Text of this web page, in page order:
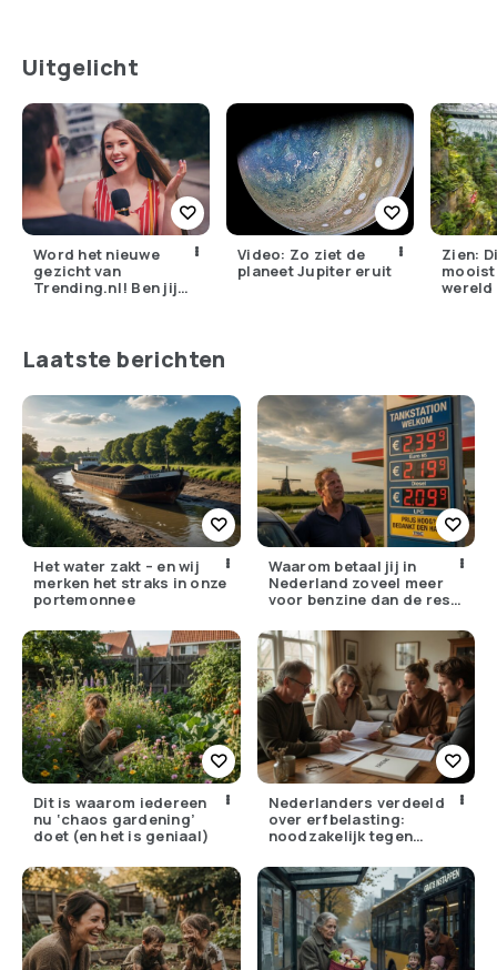
Uitgelicht
Word het nieuwe
gezicht van
Trending.nl! Ben jij
Video: Zo ziet de
planeet Jupiter eruit
Zien:
wereld
Laatste berichten
Het water zakt – en wij
merken het straks in onze
portemonnee
Waarom betaal jij in
Nederland zoveel meer
voor benzine dan de rest
Dit is waarom iedereen
nu ‘chaos gardening’
doet (en het is geniaal)
Nederlanders verdeeld
over erfbelasting:
noodzakelijk tegen